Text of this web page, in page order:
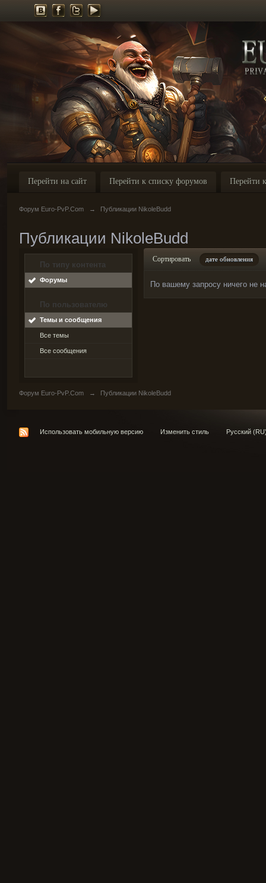
Перейти на сайт Перейти к списку форумов Перейти
Форум Euro-PvP.Com → Публикации NikoleBudd
Публикации NikoleBudd
По типу контента
Форумы
По пользователю
Темы и сообщения
Все темы
Все сообщения
Сортировать дате обновления
По вашему запросу ничего не
Форум Euro-PvP.Com → Публикации NikoleBudd
Использовать мобильную версию Изменить стиль Русский